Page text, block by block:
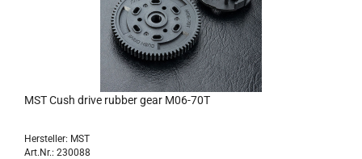
MST Cush drive rubber gear M06-70T
Hersteller: MST
Art.Nr.: 230088